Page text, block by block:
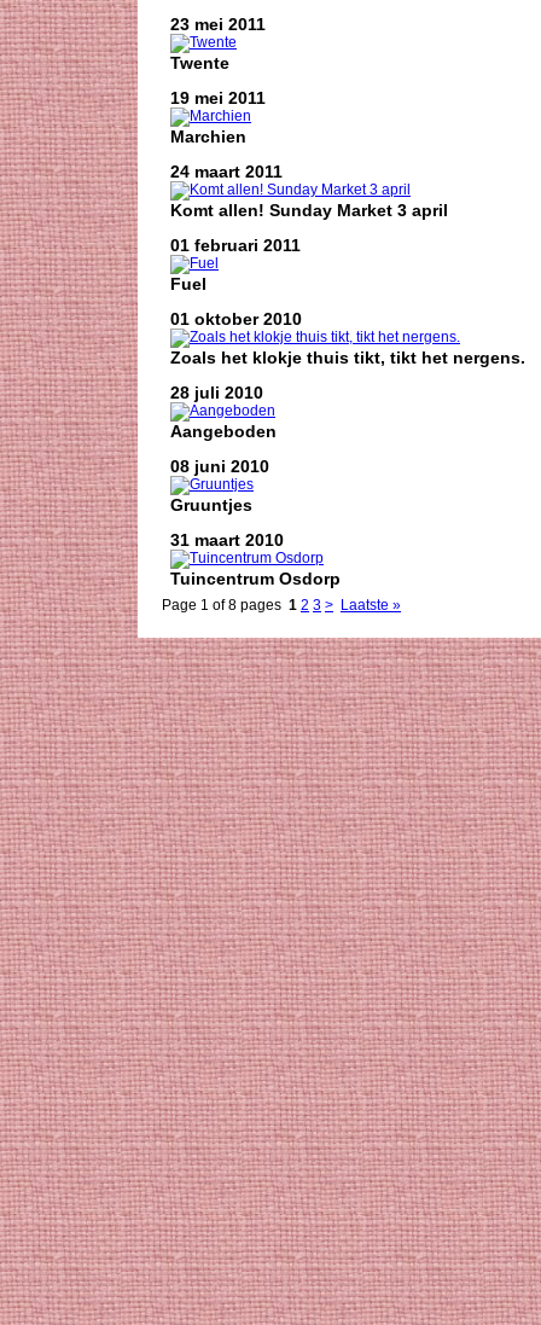
23 mei 2011
Twente
19 mei 2011
Marchien
24 maart 2011
Komt allen! Sunday Market 3 april
01 februari 2011
Fuel
01 oktober 2010
Zoals het klokje thuis tikt, tikt het nergens.
28 juli 2010
Aangeboden
08 juni 2010
Gruuntjes
31 maart 2010
Tuincentrum Osdorp
Page 1 of 8 pages 1 2 3 > Laatste »